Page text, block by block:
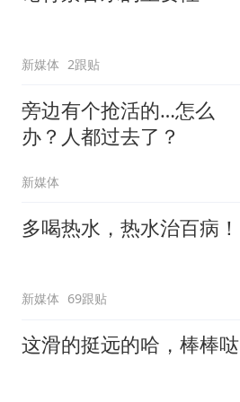
新媒体 2跟贴
旁边有个抢活的…怎么
办？人都过去了？
新媒体
多喝热水，热水治百病！
新媒体 69跟贴
这滑的挺远的哈，棒棒哒